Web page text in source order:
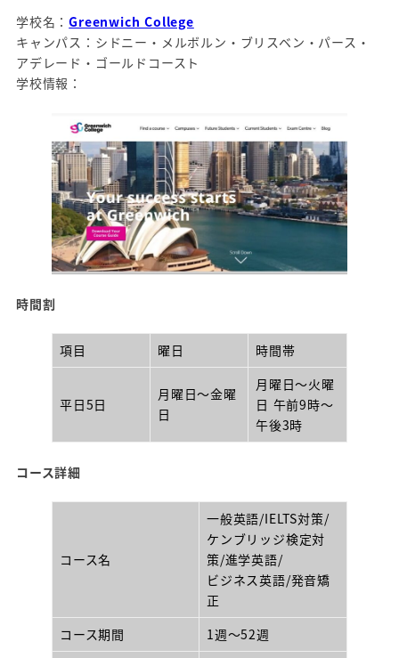
学校名：Greenwich College
キャンパス：シドニー・メルボルン・ブリスベン・パース・
アデレード・ゴールドコースト
学校情報：
時間割
項目 曜日 時間帯
平日5日
月曜日～金曜
日
月曜日～火曜
日 午前9時～
午後3時
コース詳細
コース名
一般英語/IELTS対策/
ケンブリッジ検定対
策/進学英語/
ビジネス英語/発音矯
正
コース期間
1週～52週